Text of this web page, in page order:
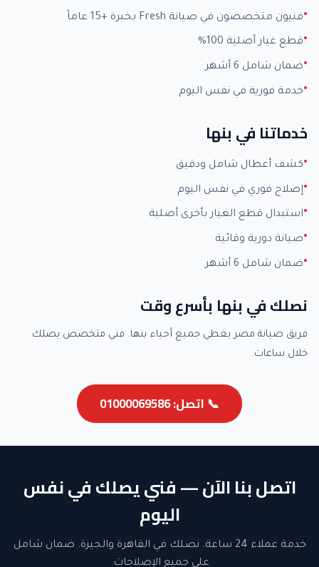
فنيون متخصصون في صيانة Fresh بخبرة +15 عاماً
قطع غيار أصلية 100%
ضمان شامل 6 أشهر
خدمة فورية في نفس اليوم
خدماتنا في بنها
كشف أعطال شامل ودقيق
إصلاح فوري في نفس اليوم
استبدال قطع الغيار بأخرى أصلية
صيانة دورية وقائية
ضمان شامل 6 أشهر
نصلك في بنها بأسرع وقت
فريق صيانة مصر يغطي جميع أحياء بنها. فني متخصص يصلك
خلال ساعات.
📞 اتصل: 01000069586
اتصل بنا الآن — فني يصلك في نفس
اليوم
خدمة عملاء 24 ساعة. نصلك في القاهرة والجيزة. ضمان شامل
على جميع الإصلاحات.